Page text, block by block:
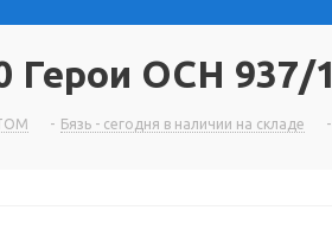
Герои ОСН 937/1
- Бязь - сегодня в наличии на складе -